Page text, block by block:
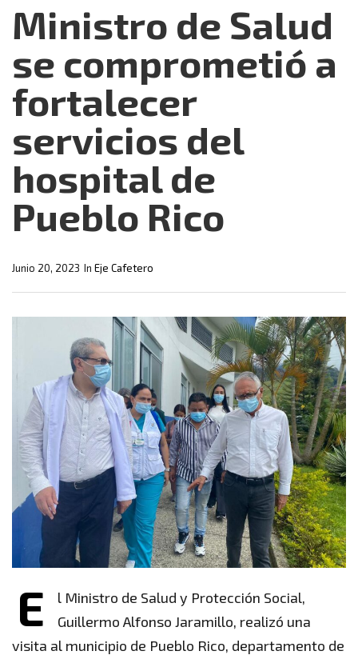
Ministro de Salud
se comprometió a
fortalecer
servicios del
hospital de
Pueblo Rico
In Eje Cafetero
Junio 20, 2023
E
l Ministro de Salud y Protección Social,
Guillermo Alfonso Jaramillo, realizó una
visita al municipio de Pueblo Rico, departamento de